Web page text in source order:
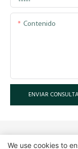
Contenido
ENVIAR
We use cookies to